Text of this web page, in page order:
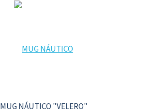
MUG NÁUTICO "VELERO"